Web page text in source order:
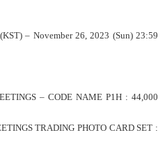
– November 26, 2023 (Sun) 23:59
– CODE NAME P1H : 44,000
TRADING PHOTO CARD SET :